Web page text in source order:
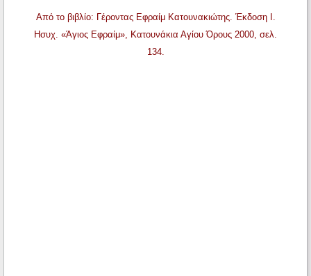
Από το βιβλίο: Γέροντας Εφραίμ Κατουνακιώτης. Έκδοση Ι.
Ησυχ. «Άγιος Εφραίμ», Κατουνάκια Αγίου Όρους 2000, σελ.
134.